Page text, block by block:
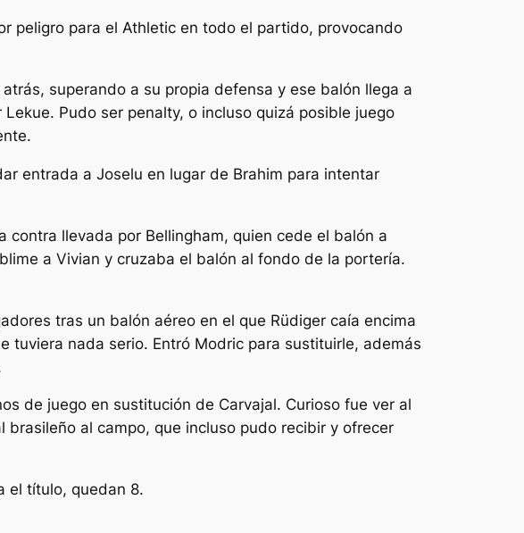
peligro para el Athletic en todo el partido, provocando
superando a su propia defensa y ese balón llega a
Pudo ser penalty, o incluso quizá posible juego
entrada a Joselu en lugar de Brahim para intentar
llevada por Bellingham, quien cede el balón a
a Vivian y cruzaba el balón al fondo de la portería.
tras un balón aéreo en el que Rüdiger caía encima
tuviera nada serio. Entró Modric para sustituirle, además
de juego en sustitución de Carvajal. Curioso fue ver al
al campo, que incluso pudo recibir y ofrecer
el título, quedan 8.